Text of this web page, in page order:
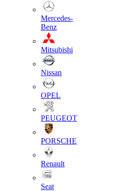
Mercedes-
Benz
Mitsubishi
Nissan
OPEL
PEUGEOT
PORSCHE
Renault
Seat